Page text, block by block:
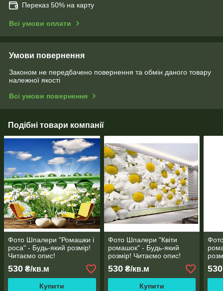
Переказ 50% на карту
Всі умови оплати
Умови повернення
Законом не передбачено повернення та обмін даного товару
належної якості
Всі умови повернення
Подібні товари компанії
Фото Шпалери "Ромашки і
роса" - Будь-який розмір!
Читаємо опис!
530 ₴/кв.м
Купити
Фото Шпалери "Квіти
ромашок" - Будь-який
розмір! Читаємо опис!
530₴/кв.м
Купити
530